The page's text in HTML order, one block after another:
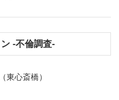
-不倫調査-
東心斎橋）